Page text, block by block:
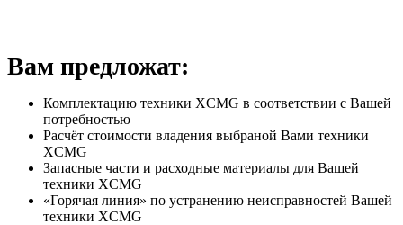
Вам предложат:
Комплектацию техники XCMG в соответствии с Вашей
потребностью
Расчёт стоимости владения выбраной Вами техники
XCMG
Запасные части и расходные материалы для Вашей
техники XCMG
«Горячая линия» по устранению неисправностей Вашей
техники XCMG